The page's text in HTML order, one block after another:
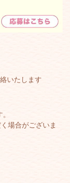
いたします
場合がございま